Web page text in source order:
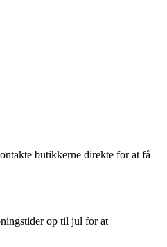
butikkerne direkte for at få
op til jul for at